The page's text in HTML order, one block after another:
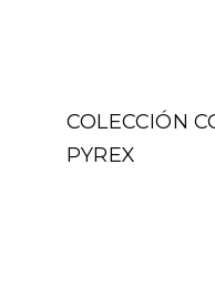
COLECCIÓN
PYREX